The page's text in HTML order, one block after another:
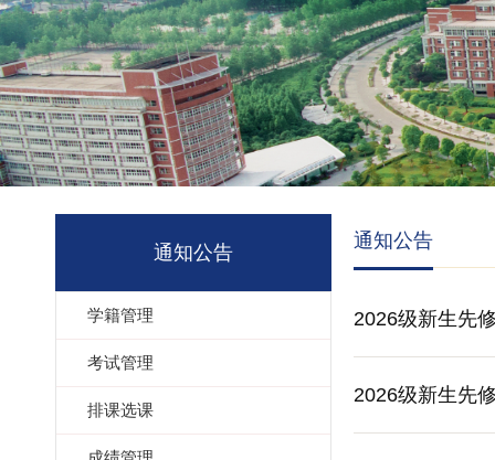
通知公告
学籍管理
考试管理
排课选课
通知公告
2026级新生先
2026级新生先